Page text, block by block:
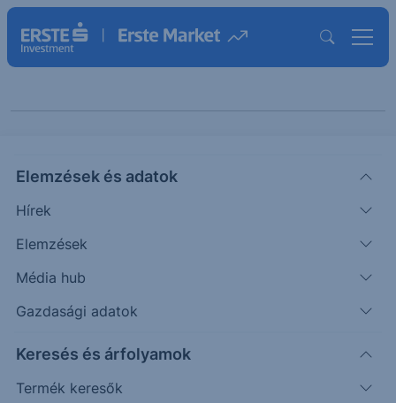
Elemzések és adatok
Hírek
Elemzések
Média hub
Gazdasági adatok
Keresés és árfolyamok
Termék keresők
Kategóriák szerint